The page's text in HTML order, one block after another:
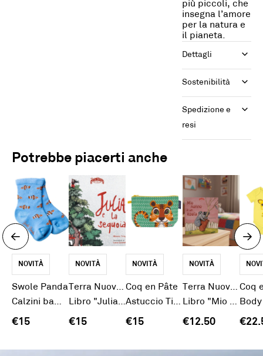
più piccoli, che
insegna l’amore
per la natura e
il pianeta.
Dettagli
Sostenibilità
Spedizione e
resi
Potrebbe piacerti anche
NOVITÀ
Swole Panda
Calzini bambù junior pesce pagliaccio
€15
NOVITÀ
Terra Nuova Edizioni
Libro "Julia e la sequoia"
€15
NOVITÀ
Coq en Pâte
Astuccio Tigre
€15
NOVITÀ
Terra Nuova Edizioni
Libro "Mio nonno è un koala"
€12.50
Coq